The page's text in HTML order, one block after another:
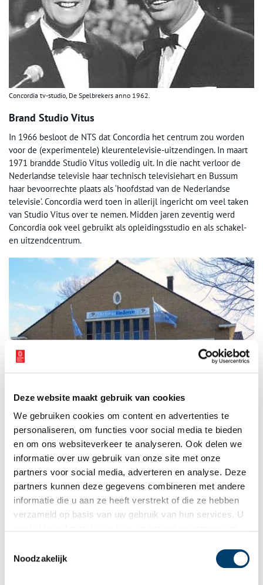
Deze website maakt gebruik van cookies
We gebruiken cookies om content en advertenties te
personaliseren, om functies voor social media te bieden
en om ons websiteverkeer te analyseren. Ook delen we
informatie over uw gebruik van onze site met onze
partners voor social media, adverteren en analyse. Deze
partners kunnen deze gegevens combineren met andere
informatie die u aan ze heeft verstrekt of die ze hebben
verzameld op basis van uw gebruik van hun services. U
Noodzakelijk
Concordia tv-studio, De Spelbrekers anno 1962.
Brand Studio Vitus
In 1966 besloot de NTS dat Concordia het centrum zou worden
voor de (experimentele) kleurentelevisie-uitzendingen. In maart
1971 brandde Studio Vitus volledig uit. In die nacht verloor de
Nederlandse televisie haar technisch televisiehart en Bussum
haar bevoorrechte plaats als ‘hoofdstad van de Nederlandse
televisie’. Concordia werd toen in allerijl ingericht om veel taken
van Studio Vitus over te nemen. Midden jaren zeventig werd
Concordia ook veel gebruikt als opleidingsstudio en als schakel-
en uitzendcentrum.
Concordia anno 2011.
De NOS besloot de huur van Concordia per 1 mei 1986 op te
zeggen. Nadat de NOS naar Hilversum was vertrokken vonden
commerciële omroepen er een plek. De laatste vertrok in het
Concordia.